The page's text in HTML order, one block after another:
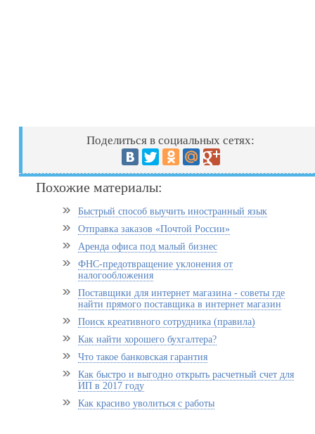
Поделиться в социальных сетях:
Похожие материалы:
Быстрый способ выучить иностранный язык
Отправка заказов «Почтой России»
Аренда офиса под малый бизнес
ФНС-предотвращение уклонения от
налогообложения
Поставщики для интернет магазина - советы где
найти прямого поставщика в интернет магазин
Поиск креативного сотрудника (правила)
Как найти хорошего бухгалтера?
Что такое банковская гарантия
Как быстро и выгодно открыть расчетный счет для
ИП в 2017 году
Как красиво уволиться с работы